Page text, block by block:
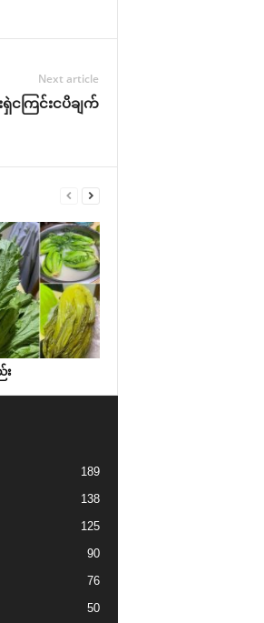
Next article
ရှဲငကြင်းငပိချက်
189
138
125
90
76
50